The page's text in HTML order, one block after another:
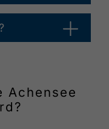
Achensee